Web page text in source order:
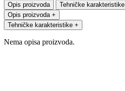
Opis proizvoda
Tehničke karakteristike
Opis proizvoda +
Tehničke karakteristike +
Nema opisa proizvoda.